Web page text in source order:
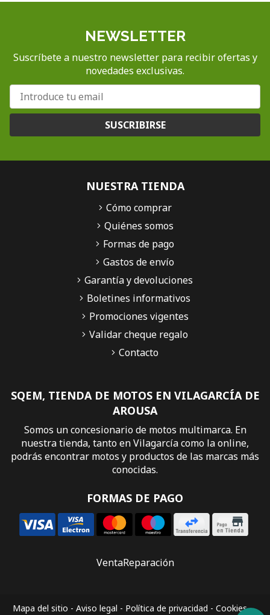
NEWSLETTER
Suscríbete a nuestro newsletter para recibir ofertas y
novedades exclusivas.
SUSCRIBIRSE
SQEM, TIENDA DE MOTOS EN VILAGARCÍA DE
AROUSA
Somos un concesionario de motos multimarca. En
nuestra tienda, tanto en Vilagarcía como la online,
podrás encontrar motos y productos de las marcas más
conocidas.
FORMAS DE PAGO
NUESTRA TIENDA
Cómo comprar
Quiénes somos
Formas de pago
Gastos de envío
Garantía y devoluciones
Boletines informativos
Promociones vigentes
Validar cheque regalo
Contacto
VentaReparación
Mapa del sitio - Aviso legal - Política de privacidad - Cookies-